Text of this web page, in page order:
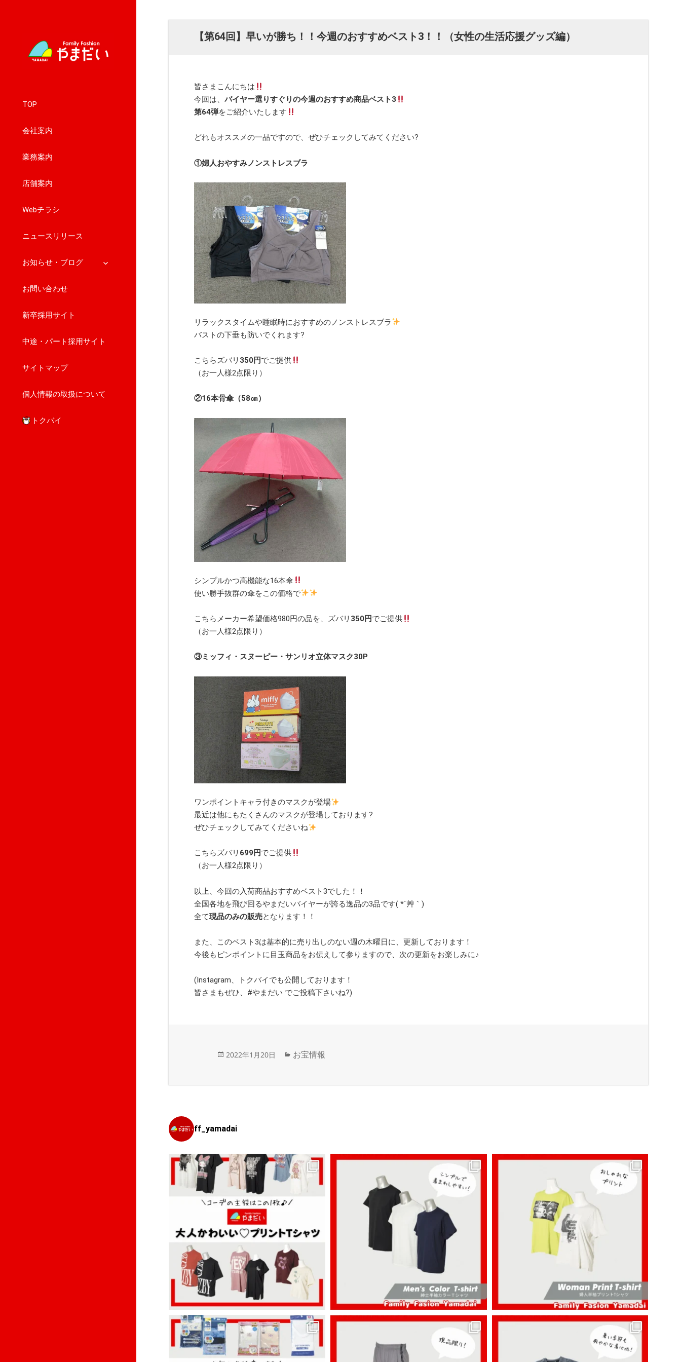
TOP
会社案内
業務案内
店舗案内
Webチラシ
ニュースリリース
お知らせ・ブログ
サ
展
お問い合わせ
新卒採用サイト
中途・パート採用サイト
サイトマップ
個人情報の取扱について
トクバイ
【第64回】早いが勝ち！！今週のおすすめベスト3！！（女性の生活応援グッズ編）
皆さまこんにちは
今回は、バイヤー選りすぐりの今週のおすすめ商品ベスト3
第64弾をご紹介いたします
どれもオススメの一品ですので、ぜひチェックしてみてください?
①婦人おやすみノンストレスブラ
リラックスタイムや睡眠時におすすめのノンストレスブラ
バストの下垂も防いでくれます?
こちらズバリ 350円でご提供
（お一人様2点限り）
②16本骨傘（58㎝）
シンプルかつ高機能な16本傘
使い勝手抜群の傘をこの価格で
こちらメーカー希望価格980円の品を、ズバリ 350円でご提供
（お一人様2点限り）
③ミッフィ・スヌーピー・サンリオ立体マスク30P
ワンポイントキャラ付きのマスクが登場
最近は他にもたくさんのマスクが登場しております?
ぜひチェックしてみてくださいね
こちらズバリ 699円でご提供
（お一人様2点限り）
以上、今回の入荷商品おすすめベスト3でした！！
全国各地を飛び回るやまだいバイヤーが誇る逸品の3品です( *´艸｀)
全て現品のみの販売となります！！
また、このベスト3は基本的に売り出しのない週の木曜日に、更新しております！
今後もピンポイントに目玉商品をお伝えして参りますので、次の更新をお楽しみに♪
(Instagram、トクバイでも公開しております！
皆さまもぜひ、#やまだい でご投稿下さいね?)
投
2022年1月20日
カ
お宝情報
ff_yamadai